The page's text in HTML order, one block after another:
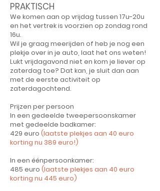
PRAKTISCH
We komen aan op vrijdag tussen 17u-20u
en het vertrek is voorzien op zondag rond
16u.
Wil je graag meerijden of heb je nog een
plekje over in je auto, laat het ons weten!
Lukt vrijdagavond niet en kom je liever op
zaterdag toe? Dat kan, je sluit dan aan
met de eerste activiteit op
zaterdagochtend.
Prijzen per persoon
In een gedeelde tweepersoonskamer
met gedeelde badkamer:
429 euro (laatste plekjes aan 40 euro
korting nu 389 euro!)
In een éénpersoonkamer:
485 euro (laatste plekjes aan 40 euro
korting nu 445 euro)